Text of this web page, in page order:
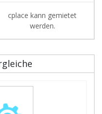
cplace kann gemietet
werden.